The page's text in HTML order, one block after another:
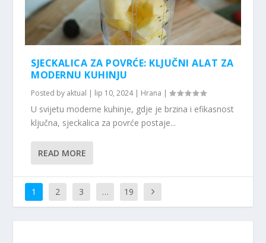
SJECKALICA ZA POVRĆE: KLJUČNI ALAT ZA
MODERNU KUHINJU
Posted by aktual | lip 10, 2024| Hrana |
U svijetu moderne kuhinje, gdje je brzina i efikasnost
ključna, sjeckalica za povrće postaje...
READ MORE
1 2 3 … 19